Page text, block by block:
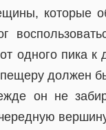
которые
одного пика к
должен
он не